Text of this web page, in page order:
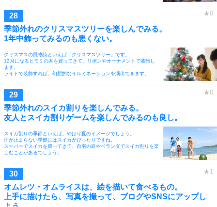
季節外れのクリスマスツリーを楽しんでみる。
1年中飾ってみるのも悪くない。
クリスマスの風物詩といえば「クリスマスツリー」です。
12月になるとモミの木を買ってきて、リボンやオーナメントで装飾し
ます。
ライトで装飾すれば、幻想的なイルミネーションを演出できます。
季節外れのスイカ割りを楽しんでみる。
友人とスイカ割りゲームを楽しんでみるのも良し。
スイカ割りの季節といえば、やはり夏のイメージでしょう。
汗が止まらない季節にはスイカがぴったりですね。
スーパーでスイカを買ってきて、自宅の庭やベランダでスイカ割りを楽
しむことがあるでしょう。
オムレツ・オムライスは、絵を描いて食べるもの。
上手に描けたら、写真を撮って、ブログやSNSにアップし